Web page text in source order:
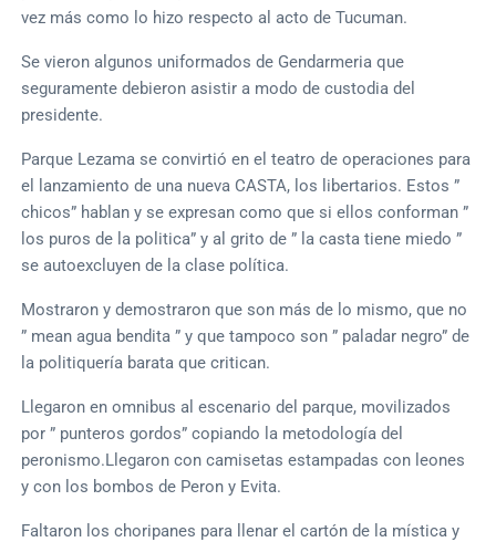
vez más como lo hizo respecto al acto de Tucuman.
Se vieron algunos uniformados de Gendarmeria que
seguramente debieron asistir a modo de custodia del
presidente.
Parque Lezama se convirtió en el teatro de operaciones para
el lanzamiento de una nueva CASTA, los libertarios. Estos ”
chicos” hablan y se expresan como que si ellos conforman ”
los puros de la politica” y al grito de ” la casta tiene miedo ”
se autoexcluyen de la clase política.
Mostraron y demostraron que son más de lo mismo, que no
” mean agua bendita ” y que tampoco son ” paladar negro” de
la politiquería barata que critican.
Llegaron en omnibus al escenario del parque, movilizados
por ” punteros gordos” copiando la metodología del
peronismo.Llegaron con camisetas estampadas con leones
y con los bombos de Peron y Evita.
Faltaron los choripanes para llenar el cartón de la mística y